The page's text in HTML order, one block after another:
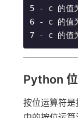
5 - c 的值
6 - c 的值
Python
按位运算符